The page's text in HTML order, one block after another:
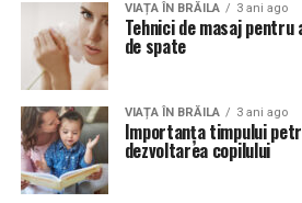
VIAȚA ÎN BRĂILA 3 ani ago
Tehnici de masaj
de spate
VIAȚA ÎN BRĂILA 3 ani ago
Importanța timpului
dezvoltarea copilului